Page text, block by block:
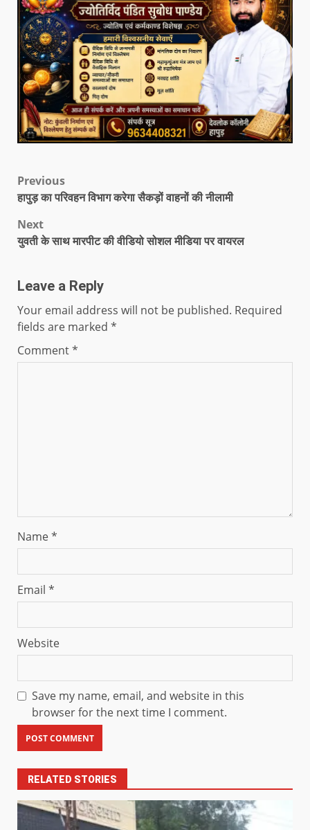
Previous
हापुड़ का परिवहन विभाग करेगा सैकड़ों वाहनों की नीलामी
Next
युवती के साथ मारपीट की वीडियो सोशल मीडिया पर वायरल
Leave a Reply
Your email address will not be published. Required
fields are marked *
Comment*
Name*
Email *
Website
Save my name, email, and website in this
browser for the next time I comment.
RELATED STORIES